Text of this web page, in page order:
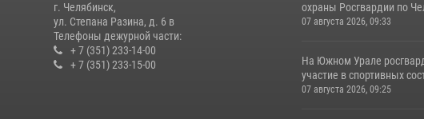
г. Челябинск,
ул. Степана Разина, д. 6 в
Телефоны дежурной части:
+ 7 (351) 233-14-00
+ 7 (351) 233-15-00
охраны Росгвардии по
07 августа 2026, 09:33
На Южном Урале
участие в спортивных
07 августа 2026, 09:25